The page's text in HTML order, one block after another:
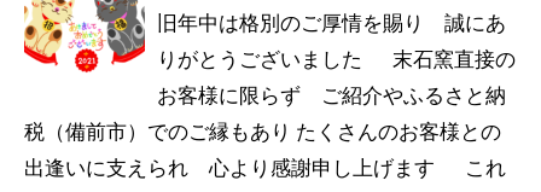
旧年中は格別のご厚情を賜り 誠にあ
りがとうございました 末石窯直接の
お客様に限らず ご紹介やふるさと納
税（備前市）でのご縁もあり たくさんのお客様との
出逢いに支えられ 心より感謝申し上げます これ